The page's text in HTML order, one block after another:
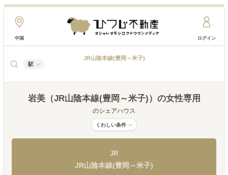
中国 ログイン
駅
JR山陰本線(豊岡～米子)
岩美（JR山陰本線(豊岡～米子)） の女性専用
のシェアハウス
くわしい条件
JR
JR山陰本線(豊岡～米子)